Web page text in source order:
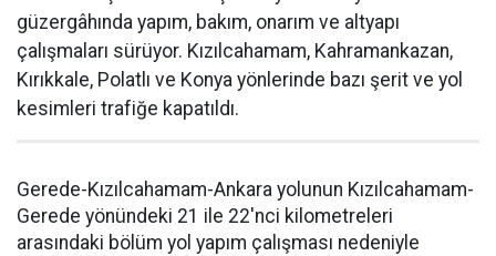
güzergâhında yapım, bakım, onarım ve altyapı
çalışmaları sürüyor. Kızılcahamam, Kahramankazan,
Kırıkkale, Polatlı ve Konya yönlerinde bazı şerit ve yol
kesimleri trafiğe kapatıldı.
Gerede-Kızılcahamam-Ankara yolunun Kızılcahamam-
Gerede yönündeki 21 ile 22'nci kilometreleri
arasındaki bölüm yol yapım çalışması nedeniyle